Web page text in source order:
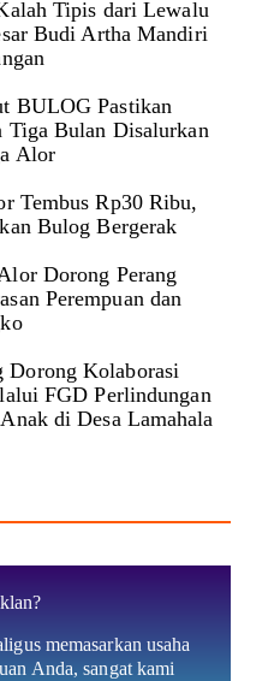
Tipis dari Lewalu
Budi Artha Mandiri
BULOG Pastikan
Tiga Bulan Disalurkan
Alor
Tembus Rp30 Ribu,
Bulog Bergerak
Dorong Perang
Perempuan dan
Kolaborasi
FGD Perlindungan
di Desa Lamahala
memasarkan usaha
Anda, sangat kami